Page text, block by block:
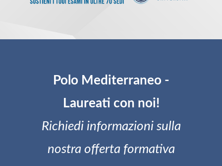
Polo Mediterraneo -
Laureati con noi!
Richiedi informazioni sulla
nostra offerta formativa